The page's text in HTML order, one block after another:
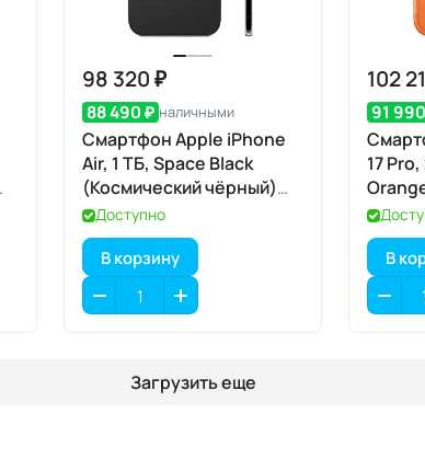
98 320 ₽
88 490 ₽ наличными
Смартфон Apple iPhone
Air, 1 ТБ, Space Black
(Космический чёрный)
Dual eSIM
Доступно
В корзину
102
91
17
В
Загрузить еще